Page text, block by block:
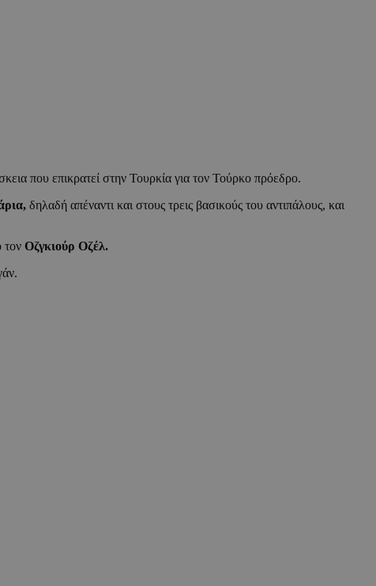
που επικρατεί στην Τουρκία για τον Τούρκο πρόεδρο.
δηλαδή απέναντι και στους τρεις βασικούς του αντιπάλους, και
τον Οζγκιούρ Οζέλ.